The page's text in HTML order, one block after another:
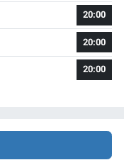
20:00
20:00
20:00